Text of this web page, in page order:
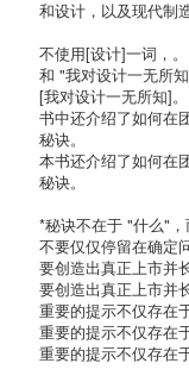
和设计，以及现代制
不使用[设计]一词，。
和 "我对设计一无所
[我对设计一无所知]。
书中还介绍了如何在
秘诀。
本书还介绍了如何在
秘诀。
*秘诀不在于 "什么"，
不要仅仅停留在确定
要创造出真正上市并
要创造出真正上市并
重要的提示不仅存在
重要的提示不仅存在
重要的提示不仅存在